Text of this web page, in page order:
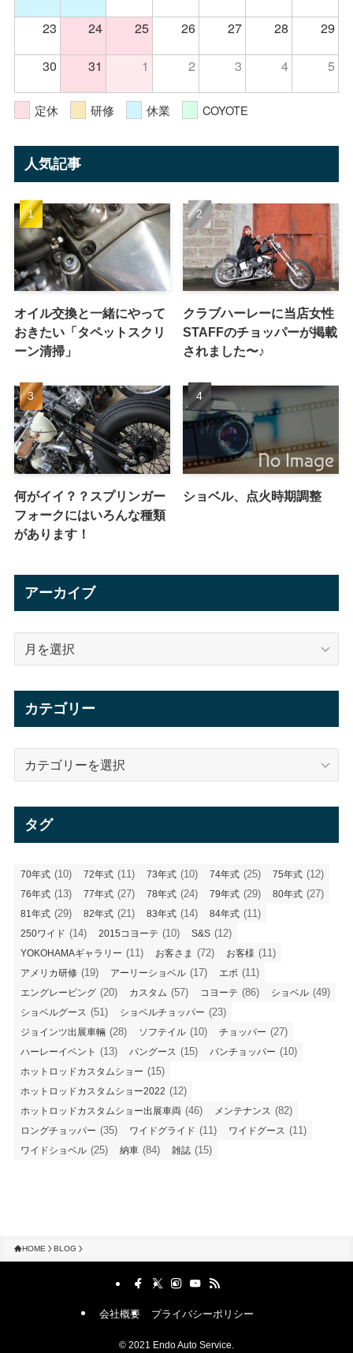
23
24 25 26 27 28
29
30
31 1 2 3 4 5
定休 研修 休業 COYOTE
人気記事
オイル交換と一緒にやって
おきたい「タペットスクリ
ーン清掃」
クラブハーレーに当店女性
STAFFのチョッパーが掲載
されました〜♪
何がイイ？？スプリンガー
フォークにはいろんな種類
があります！
ショベル、点火時期調整
アーカイブ
カテゴリー
タグ
70年式 (10) 72年式 (11) 73年式 (10) 74年式 (25) 75年式 (12)
76年式 (13) 77年式 (27) 78年式 (24) 79年式 (29) 80年式 (27)
81年式 (29) 82年式 (21) 83年式 (14) 84年式 (11)
250ワイド (14) 2015コヨーテ (10) S&S (12)
YOKOHAMAギャラリー (11) お客さま (72) お客様 (11)
アメリカ研修 (19) アーリーショベル (17) エボ (11)
エングレービング (20) カスタム (57) コヨーテ (86) ショベル (49)
ショベルグース (51) ショベルチョッパー (23)
ジョインツ出展車輛 (28) ソフテイル (10) チョッパー (27)
ハーレーイベント (13) パングース (15) パンチョッパー (10)
ホットロッドカスタムショー (15)
ホットロッドカスタムショー2022 (12)
ホットロッドカスタムショー出展車両 (46) メンテナンス (82)
ロングチョッパー (35) ワイドグライド (11) ワイドグース (11)
ワイドショベル (25) 納車 (84) 雑誌 (15)
HOME BLOG
会社概要 プライバシーポリシー
© 2021 Endo Auto Service.